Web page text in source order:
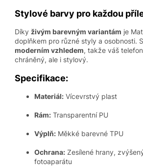
Stylové barvy pro každou
Díky živým barevným variantám je
doplňkem pro různé styly a osobnosti.
moderním vzhledem, takže váš
chráněný, ale i stylový.
Specifikace:
Materiál: Vícevrstvý plast
Rám: Transparentní PU
Výplň: Měkké barevné TPU
Ochrana: Zesílené hrany,
fotoaparátu